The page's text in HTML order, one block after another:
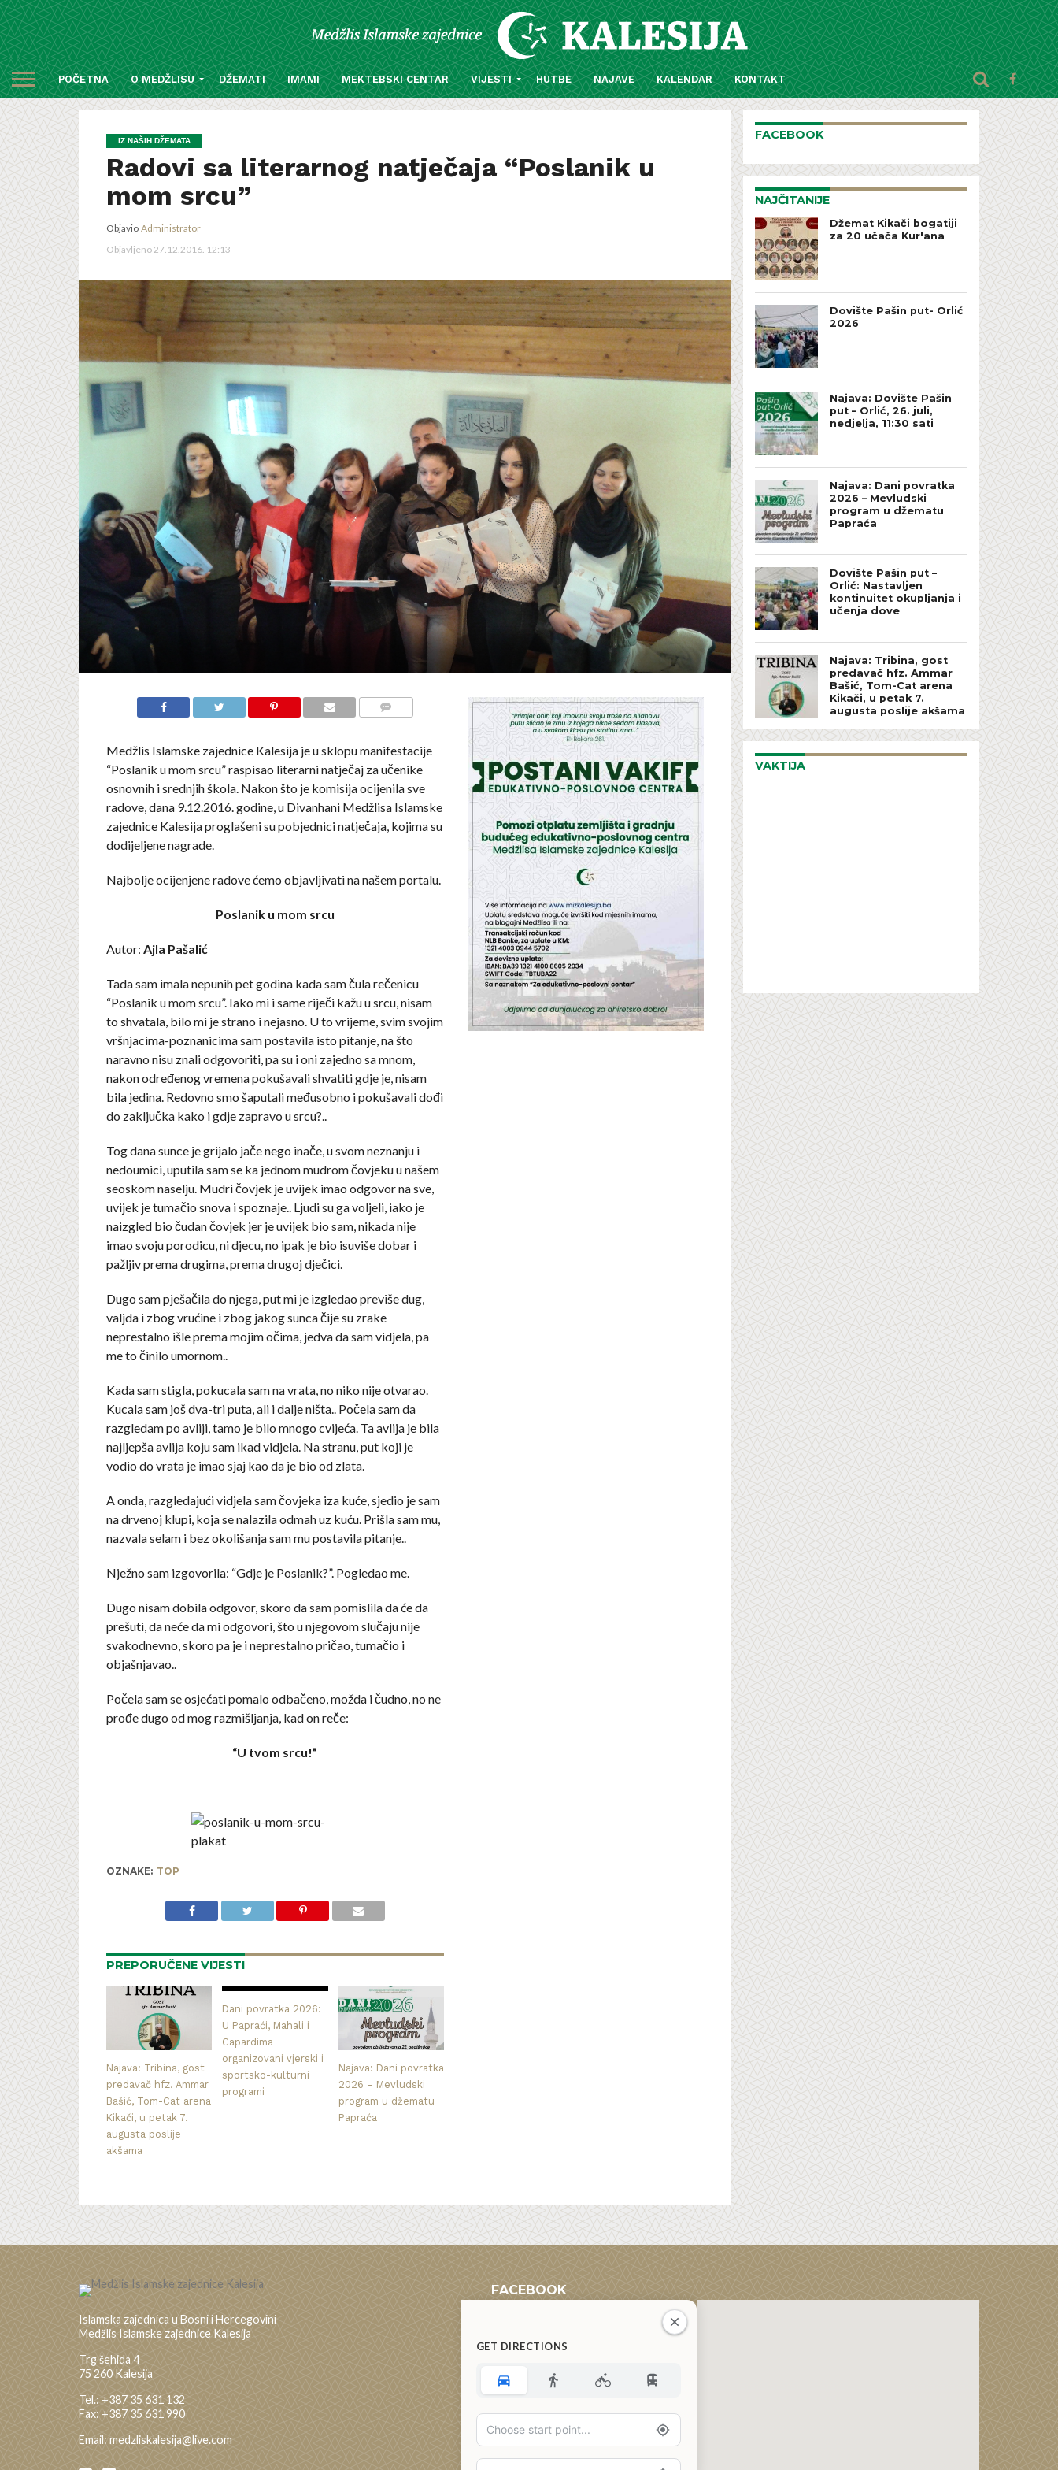
POČETNA O MEDŽLISU DŽEMATI IMAMI MEKTEBSKI CENTAR VIJESTI HUTBE NAJAVE KALENDAR KONTAKT
IZ NAŠIH DŽEMATA
Radovi sa literarnog natječaja “Poslanik u
mom srcu”
Objavio Administrator
Objavljeno27.12.2016. 12:13
Medžlis Islamske zajednice Kalesija je u sklopu manifestacije
“Poslanik u mom srcu” raspisao literarni natječaj za učenike
osnovnih i srednjih škola. Nakon što je komisija ocijenila sve
radove, dana 9.12.2016. godine, u Divanhani Medžlisa Islamske
zajednice Kalesija proglašeni su pobjednici natječaja, kojima su
dodijeljene nagrade.
Najbolje ocijenjene radove ćemo objavljivati na našem portalu.
Poslanik u mom srcu
Autor: Ajla Pašalić
Tada sam imala nepunih pet godina kada sam čula rečenicu
“Poslanik u mom srcu”. Iako mi i same riječi kažu u srcu, nisam
to shvatala, bilo mi je strano i nejasno. U to vrijeme, svim svojim
vršnjacima-poznanicima sam postavila isto pitanje, na što
naravno nisu znali odgovoriti, pa su i oni zajedno sa mnom,
nakon određenog vremena pokušavali shvatiti gdje je, nisam
bila jedina. Redovno smo šaputali međusobno i pokušavali dođi
do zaključka kako i gdje zapravo u srcu?..
Tog dana sunce je grijalo jače nego inače, u svom neznanju i
nedoumici, uputila sam se ka jednom mudrom čovjeku u našem
seoskom naselju. Mudri čovjek je uvijek imao odgovor na sve,
uvijek je tumačio snova i spoznaje.. Ljudi su ga voljeli, iako je
naizgled bio čudan čovjek jer je uvijek bio sam, nikada nije
imao svoju porodicu, ni djecu, no ipak je bio isuviše dobar i
pažljiv prema drugima, prema drugoj dječici.
Dugo sam pješačila do njega, put mi je izgledao previše dug,
valjda i zbog vrućine i zbog jakog sunca čije su zrake
neprestalno išle prema mojim očima, jedva da sam vidjela, pa
me to činilo umornom..
Kada sam stigla, pokucala sam na vrata, no niko nije otvarao.
Kucala sam još dva-tri puta, ali i dalje ništa.. Počela sam da
razgledam po avliji, tamo je bilo mnogo cvijeća. Ta avlija je bila
najljepša avlija koju sam ikad vidjela. Na stranu, put koji je
vodio do vrata je imao sjaj kao da je bio od zlata.
A onda, razgledajući vidjela sam čovjeka iza kuće, sjedio je sam
na drvenoj klupi, koja se nalazila odmah uz kuću. Prišla sam mu,
nazvala selam i bez okolišanja sam mu postavila pitanje..
Nježno sam izgovorila: “Gdje je Poslanik?”. Pogledao me.
Dugo nisam dobila odgovor, skoro da sam pomislila da će da
prešuti, da neće da mi odgovori, što u njegovom slučaju nije
svakodnevno, skoro pa je i neprestalno pričao, tumačio i
objašnjavao..
Počela sam se osjećati pomalo odbačeno, možda i čudno, no ne
prođe dugo od mog razmišljanja, kad on reče:
“U tvom srcu!”
OZNAKE: TOP
PREPORUČENE VIJESTI
Najava: Tribina, gost
predavač hfz. Ammar
Bašić, Tom-Cat arena
Kikači, u petak 7.
augusta poslije
akšama
Dani povratka 2026:
U Papraći, Mahali i
Capardima
organizovani vjerski i
sportsko-kulturni
programi
Najava: Dani povratka
2026 – Mevludski
program u džematu
Papraća
FACEBOOK
NAJČITANIJE
Džemat Kikači bogatiji
za 20 učača Kur'ana
Dovište Pašin put- Orlić
2026
Najava: Dovište Pašin
put – Orlić, 26. juli,
nedjelja, 11:30 sati
Najava: Dani povratka
2026 – Mevludski
program u džematu
Papraća
Dovište Pašin put –
Orlić: Nastavljen
kontinuitet okupljanja i
učenja dove
Najava: Tribina, gost
predavač hfz. Ammar
Bašić, Tom-Cat arena
Kikači, u petak 7.
augusta poslije akšama
VAKTIJA
Islamska zajednica u Bosni i Hercegovini
Medžlis Islamske zajednice Kalesija
Trg šehida 4
75 260 Kalesija
Tel.: +387 35 631 132
Fax: +387 35 631 990
Email: medzliskalesija@live.com
FACEBOOK
GET DIRECTIONS